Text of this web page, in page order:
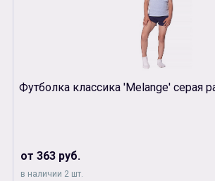
Футболка классика 'Melange' серая
от 363 руб.
в наличии 2 шт.